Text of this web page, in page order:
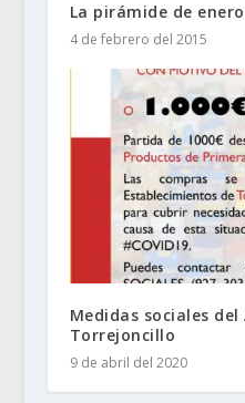
La pirámide de
4 de febrero del 2015
Medidas sociales
Torrejoncillo
9 de abril del 2020